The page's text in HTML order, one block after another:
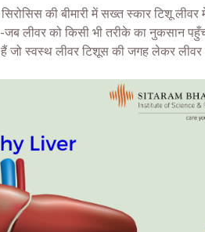
सिरोसिस की बीमारी में सख्त स्कार टिशू
जब लीवर को किसी भी तरीके का नुकसान
जो स्वस्थ लीवर टिशूस की जगह लेकर